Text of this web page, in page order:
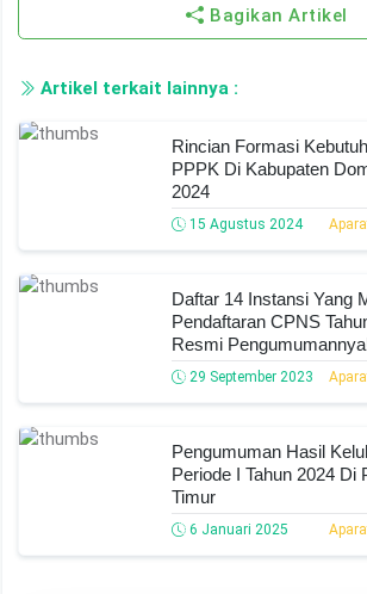
Bagikan Artikel
Artikel terkait lainnya :
Rincian Formasi
PPPK Di Kabupaten
2024
15 Agustus 2024
Daftar 14 Instansi Yang
Pendaftaran CPNS
Resmi
29 September 2023
Pengumuman Hasil
Periode I Tahun 2024 Di
Timur
6 Januari 2025